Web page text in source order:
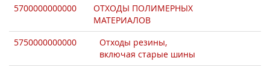
5700000000000
ОТХОДЫ ПОЛИМЕРНЫХ
МАТЕРИАЛОВ
5750000000000
Отходы резины,
включая старые шины